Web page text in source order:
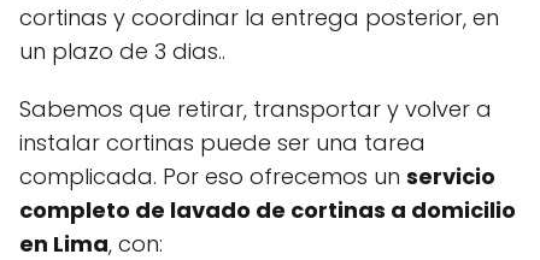
cortinas y coordinar la entrega posterior, en
un plazo de 3 dias..
Sabemos que retirar, transportar y volver a
instalar cortinas puede ser una tarea
complicada. Por eso ofrecemos un servicio
completo de lavado de cortinas a domicilio
en Lima, con: